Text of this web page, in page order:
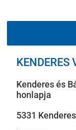
KENDERES
Kenderes és
honlapja
5331